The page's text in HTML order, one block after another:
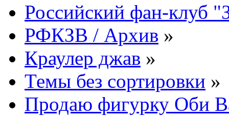
Российский фан-клуб
РФКЗВ / Архив »
Краулер джав »
Темы без сортировки »
Продаю фигурку Оби